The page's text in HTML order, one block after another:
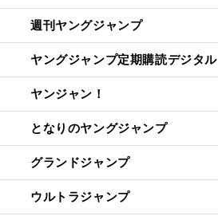
週刊ヤングジャンプ
ヤングジャンプ定期購読デジタル
ヤンジャン！
となりのヤングジャンプ
グランドジャンプ
ウルトラジャンプ